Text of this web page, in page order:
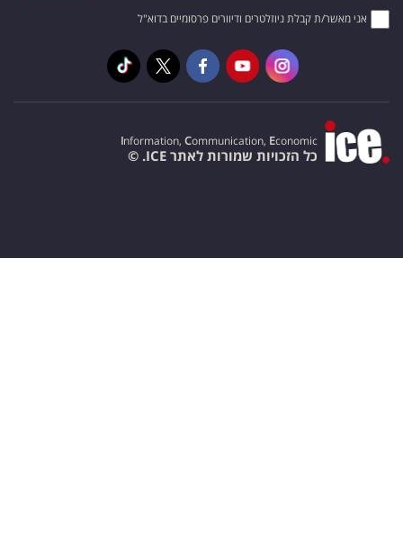
אני מאשר/ת קבלת ניוזלטרים ודיוורים פרסומיים בדוא"ל
Information, Communication, Economic
כל הזכויות שמורות לאתר ICE. ©